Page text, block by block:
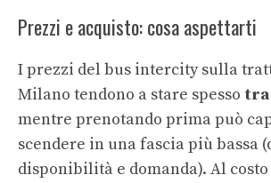
Prezzi e acquisto: cosa aspettarti
I prezzi del bus intercity sulla
Milano tendono a stare spesso tra
mentre prenotando prima può
scendere in una fascia più bassa
disponibilità e domanda). Al